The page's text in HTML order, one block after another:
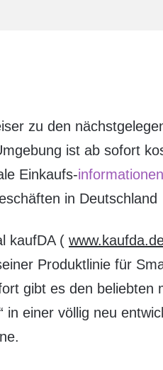
zu den
ist ab sofort
Einkaufs-informationen
in Deutschland
kaufDA (
Produktlinie für
gibt es den beliebten
in einer völlig neu